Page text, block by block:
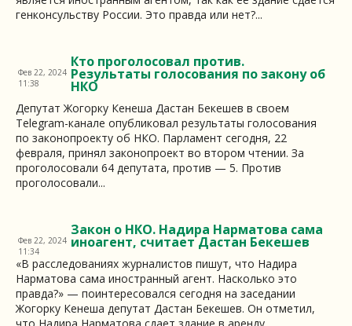
генконсульству России. Это правда или нет?...
Кто проголосовал против.
Результаты голосования по закону об
НКО
Фев 22, 2024
11:38
Депутат Жогорку Кенеша Дастан Бекешев в своем
Telegram-канале опубликовал результаты голосования
по законопроекту об НКО. Парламент сегодня, 22
февраля, принял законопроект во втором чтении. За
проголосовали 64 депутата, против — 5. Против
проголосовали...
Закон о НКО. Надира Нарматова сама
иноагент, считает Дастан Бекешев
Фев 22, 2024
11:34
«В расследованиях журналистов пишут, что Надира
Нарматова сама иностранный агент. Насколько это
правда?» — поинтересовался сегодня на заседании
Жогорку Кенеша депутат Дастан Бекешев. Он отметил,